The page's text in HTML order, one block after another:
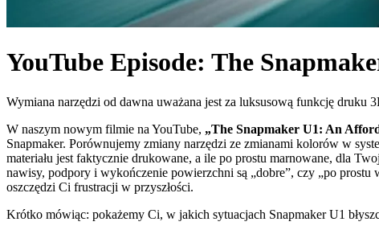
YouTube Episode: The
Wymiana narzędzi od dawna uważana jest za luksusową funkcję druku
W naszym nowym filmie na YouTube, „The Snapmaker U1: An
Snapmaker. Porównujemy zmiany narzędzi ze zmianami kolorów w
materiału jest faktycznie drukowane, a ile po prostu marnowane, dla
nawisy, podpory i wykończenie powierzchni są „dobre”, czy „po
oszczędzi Ci frustracji w przyszłości.
Krótko mówiąc: pokażemy Ci, w jakich sytuacjach Snapmaker U1